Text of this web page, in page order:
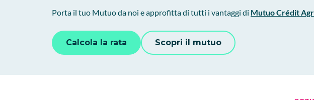
Porta il tuo Mutuo da noi e approfitta di tutti i vantaggi di Mutuo Crédit
Calcola la rata Scopri il mutuo